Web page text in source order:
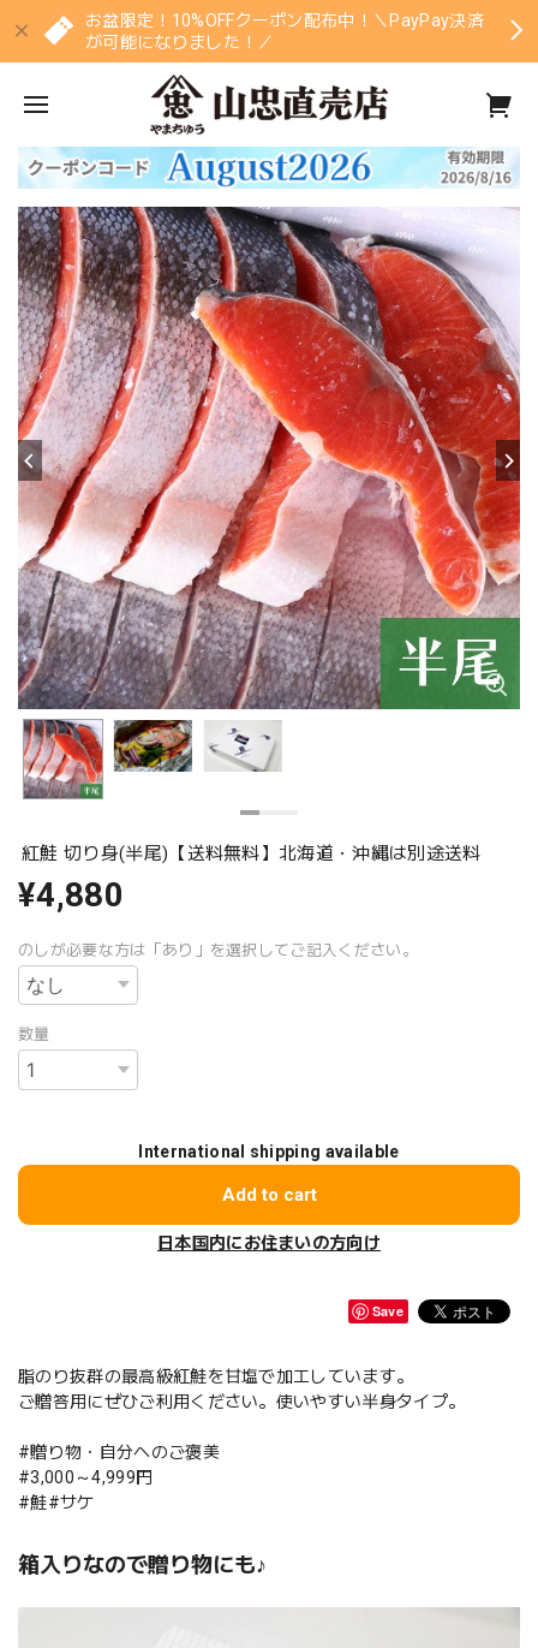
お盆限定！10%OFFクーポン配布中！＼PayPay決済
が可能になりました！／
紅鮭 切り身(半尾)【送料無料】北海道・沖縄は別途送料
¥4,880
のしが必要な方は「あり」を選択してご記入ください。
数量
International shipping available
Add to cart
日本国内にお住まいの方向け
Save
脂のり抜群の最高級紅鮭を甘塩で加工しています。
ご贈答用にぜひご利用ください。使いやすい半身タイプ。
#贈り物・自分へのご褒美
#3,000～4,999円
#鮭#サケ
箱入りなので贈り物にも♪